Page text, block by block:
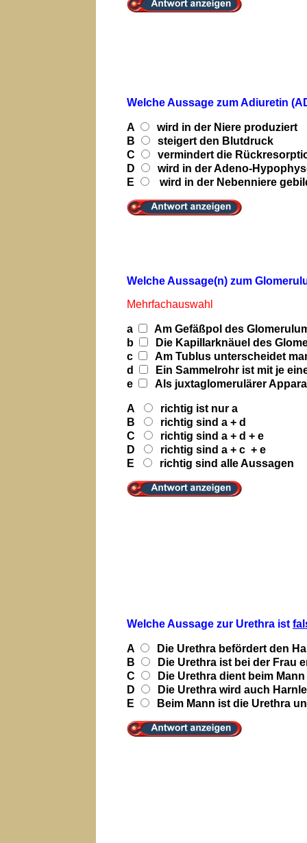
Welche Aussage zum Adiuretin
A
wird in der Niere produziert
B
steigert den Blutdruck
C
vermindert die
D
wird in der Adeno-
E
wird in der Nebenniere
Welche Aussage(n) zum
Mehrfachauswahl
a
Am Gefäßpol des
b
Die Kapillarknäuel des
c
Am Tublus unterscheidet
d
Ein Sammelrohr ist mit je
e
Als juxtaglomerulärer
A
richtig ist nur a
B
richtig sind a + d
C
richtig sind a + d + e
D
richtig sind a + c + e
E
richtig sind alle Aussagen
Welche Aussage zur Urethra ist
A
Die Urethra befördert den
B
Die Urethra ist bei der Frau
C
Die Urethra dient beim
D
Die Urethra wird auch
E
Beim Mann ist die Urethra